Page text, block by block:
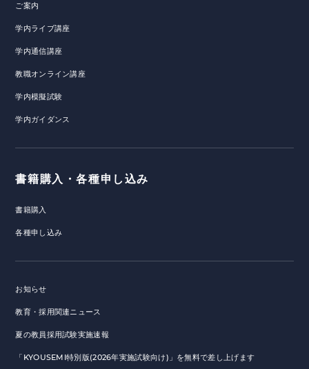
ご案内
学内ライブ講座
学内通信講座
教職オンライン講座
学内模擬試験
学内ガイダンス
書籍購入・各種申し込み
書籍購入
各種申し込み
お知らせ
教育・採用関連ニュース
夏の教員採用試験実施速報
「KYOUSEMI特別版(2026年実施試験向け)」を無料で差し上げます